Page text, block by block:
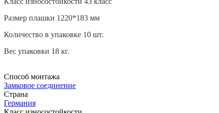
Размер плашки 1220*183 мм
Количество в упаковке 10 шт.
Вес упаковки 18 кг.
Способ монтажа
Замковое соединение
Страна
Германия